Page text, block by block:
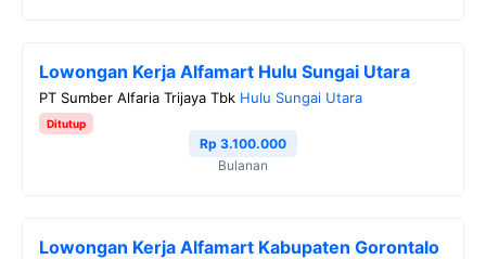
Lowongan Kerja Alfamart Hulu Sungai Utara
PT Sumber Alfaria Trijaya Tbk Hulu Sungai Utara
Ditutup
Rp 3.100.000
Bulanan
Lowongan Kerja Alfamart Kabupaten Gorontalo